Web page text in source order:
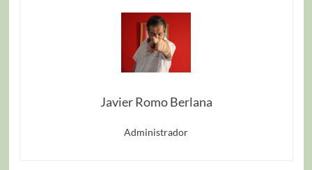
Javier Romo Berlana
Administrador